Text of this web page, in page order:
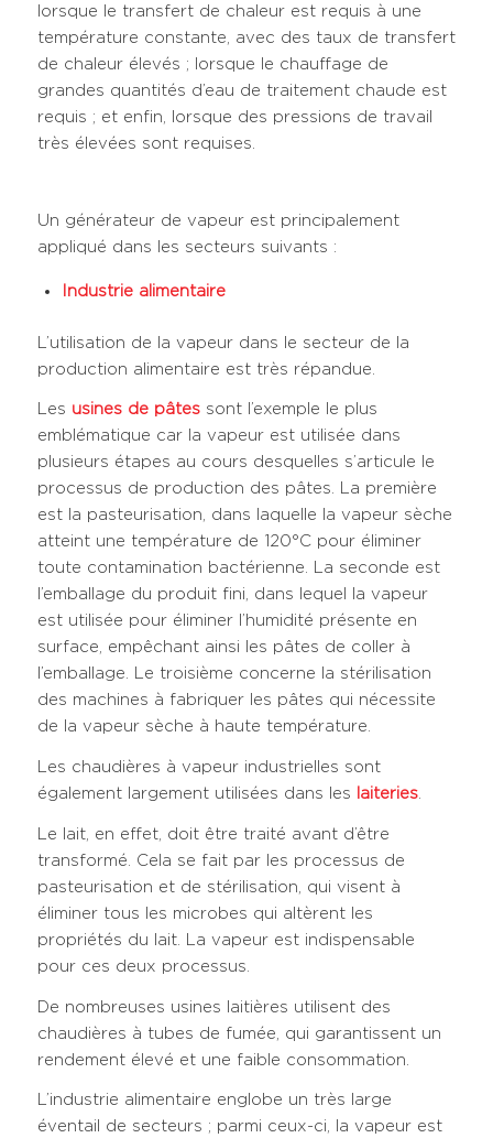
lorsque le transfert de chaleur est requis à une
température constante, avec des taux de transfert
de chaleur élevés ; lorsque le chauffage de
grandes quantités d’eau de traitement chaude est
requis ; et enfin, lorsque des pressions de travail
très élevées sont requises.
Un générateur de vapeur est principalement
appliqué dans les secteurs suivants :
Industrie alimentaire
L’utilisation de la vapeur dans le secteur de la
production alimentaire est très répandue.
Les usines de pâtessont l’exemple le plus
emblématique car la vapeur est utilisée dans
plusieurs étapes au cours desquelles s’articule le
processus de production des pâtes. La première
est la pasteurisation, dans laquelle la vapeur sèche
atteint une température de 120°C pour éliminer
toute contamination bactérienne. La seconde est
l’emballage du produit fini, dans lequel la vapeur
est utilisée pour éliminer l’humidité présente en
surface, empêchant ainsi les pâtes de coller à
l’emballage. Le troisième concerne la stérilisation
des machines à fabriquer les pâtes qui nécessite
de la vapeur sèche à haute température.
Les chaudières à vapeur industrielles sont
également largement utilisées dans les
laiteries.
Le lait, en effet, doit être traité avant d’être
transformé. Cela se fait par les processus de
pasteurisation et de stérilisation, qui visent à
éliminer tous les microbes qui altèrent les
propriétés du lait. La vapeur est indispensable
pour ces deux processus.
De nombreuses usines laitières utilisent des
chaudières à tubes de fumée, qui garantissent un
rendement élevé et une faible consommation.
L’industrie alimentaire englobe un très large
éventail de secteurs ; parmi ceux-ci, la vapeur est